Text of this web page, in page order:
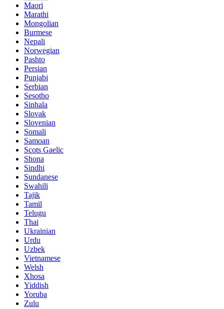
Maori
Marathi
Mongolian
Burmese
Nepali
Norwegian
Pashto
Persian
Punjabi
Serbian
Sesotho
Sinhala
Slovak
Slovenian
Somali
Samoan
Scots Gaelic
Shona
Sindhi
Sundanese
Swahili
Tajik
Tamil
Telugu
Thai
Ukrainian
Urdu
Uzbek
Vietnamese
Welsh
Xhosa
Yiddish
Yoruba
Zulu